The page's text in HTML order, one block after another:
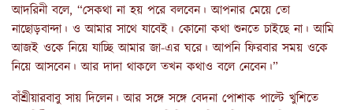
আদরিনী বলে, “সেকথা না হয় পরে বলবেন। আপনার মেয়ে তো
নাছোড়বান্দা। ও আমার সাথে যাবেই। কোনো কথা শুনতে চাইছে না। আমি
আজই ওকে নিয়ে যাচ্ছি আমার জা-এর ঘরে। আপনি ফিরবার সময় ওকে
নিয়ে আসবেন। আর দাদা থাকলে তখন কথাও বলে নেবেন।”
বাঁশ্রীয়ারবাবু সায় দিলেন। আর সঙ্গে সঙ্গে বেদনা পোশাক পাল্টে খুশিতে